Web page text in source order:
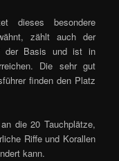
dieses besondere
zählt auch der
der Basis und ist in
Die sehr gut
finden den Platz
die 20 Tauchplätze,
Riffe und Korallen
kann.